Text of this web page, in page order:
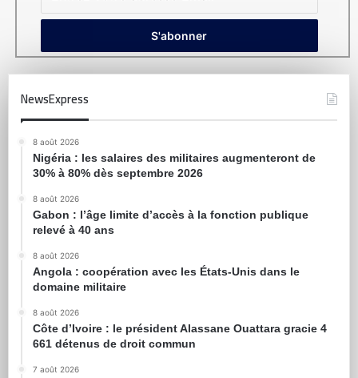
NewsExpress
8 août 2026
Nigéria : les salaires des militaires augmenteront de
30% à 80% dès septembre 2026
8 août 2026
Gabon : l’âge limite d’accès à la fonction publique
relevé à 40 ans
8 août 2026
Angola : coopération avec les États-Unis dans le
domaine militaire
8 août 2026
Côte d’Ivoire : le président Alassane Ouattara gracie 4
661 détenus de droit commun
7 août 2026